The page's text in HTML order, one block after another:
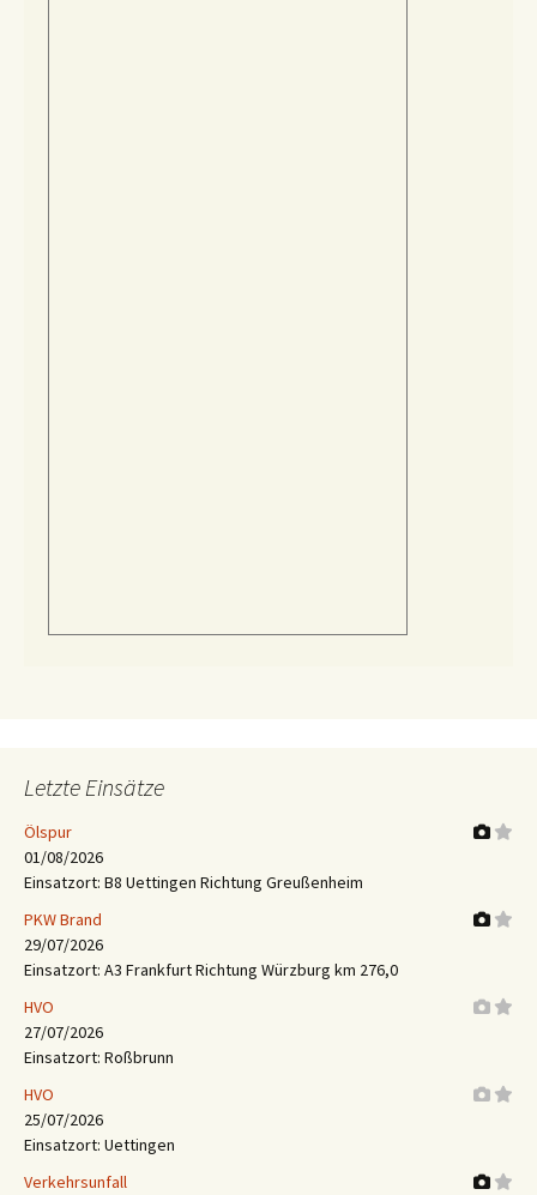
Letzte Einsätze
Ölspur
01/08/2026
Einsatzort: B8 Uettingen Richtung Greußenheim
PKW Brand
29/07/2026
Einsatzort: A3 Frankfurt Richtung Würzburg km 276,0
HVO
27/07/2026
Einsatzort: Roßbrunn
HVO
25/07/2026
Einsatzort: Uettingen
Verkehrsunfall